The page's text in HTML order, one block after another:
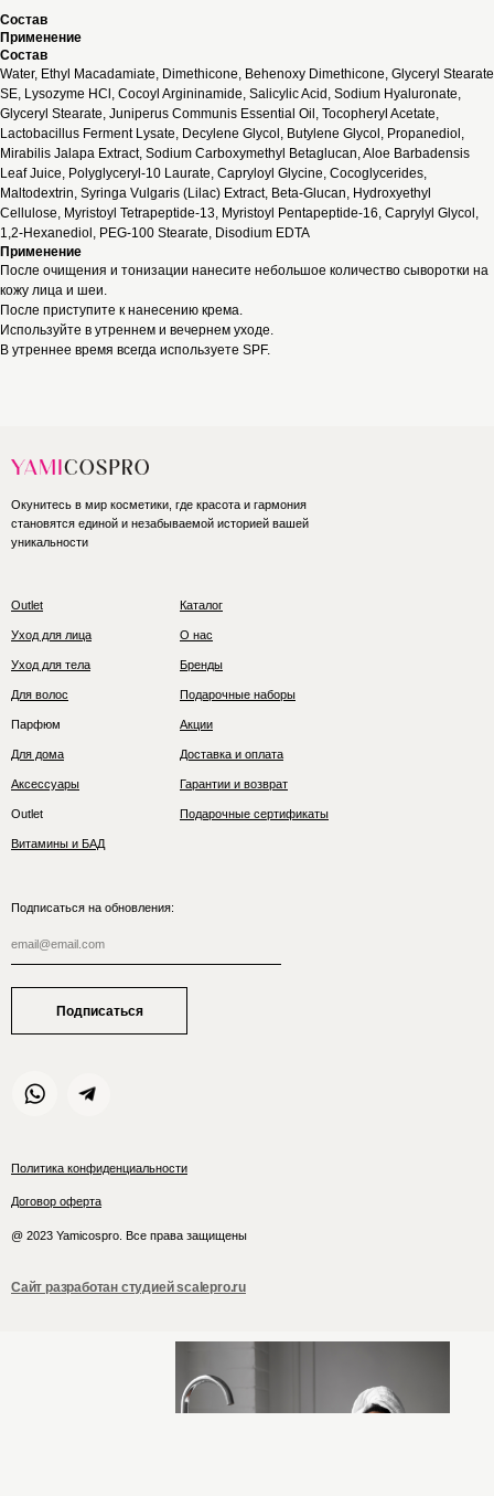
Состав
Применение
Состав
Water, Ethyl Macadamiate, Dimethicone, Behenoxy Dimethicone, Glyceryl Stearate
SE, Lysozyme HCl, Cocoyl Argininamide, Salicylic Acid, Sodium Hyaluronate,
Glyceryl Stearate, Juniperus Communis Essential Oil, Tocopheryl Acetate,
Lactobacillus Ferment Lysate, Decylene Glycol, Butylene Glycol, Propanediol,
Mirabilis Jalapa Extract, Sodium Carboxymethyl Betaglucan, Aloe Barbadensis
Leaf Juice, Polyglyceryl-10 Laurate, Capryloyl Glycine, Cocoglycerides,
Maltodextrin, Syringa Vulgaris (Lilac) Extract, Beta-Glucan, Hydroxyethyl
Cellulose, Myristoyl Tetrapeptide-13, Myristoyl Pentapeptide-16, Caprylyl Glycol,
1,2-Hexanediol, PEG-100 Stearate, Disodium EDTA
Применение
После очищения и тонизации нанесите небольшое количество сыворотки на
кожу лица и шеи.
После приступите к нанесению крема.
Используйте в утреннем и вечернем уходе.
В утреннее время всегда используете SPF.
Outlet
Окунитесь в мир косметики, где красота и гармония
становятся единой и незабываемой историей вашей
уникальности
Политика конфиденциальности
Договор оферта
@ 2023 Yamicospro. Все права защищены
Уход для лица
Уход для тела
Для волос
Парфюм
Для дома
Аксессуары
Сайт разработан студией scalepro.ru
Outlet
Витамины и БАД
Каталог
О нас
Бренды
Подарочные наборы
Акции
Доставка и оплата
Гарантии и возврат
Подарочные сертификаты
Подписаться на обновления:
Подписаться